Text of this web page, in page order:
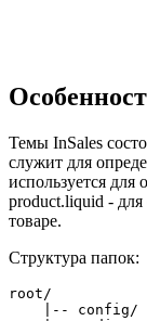
Темы InSales
служит для
используется для
product.liquid -
товаре.
Структура папок:
root/
    |-- config/